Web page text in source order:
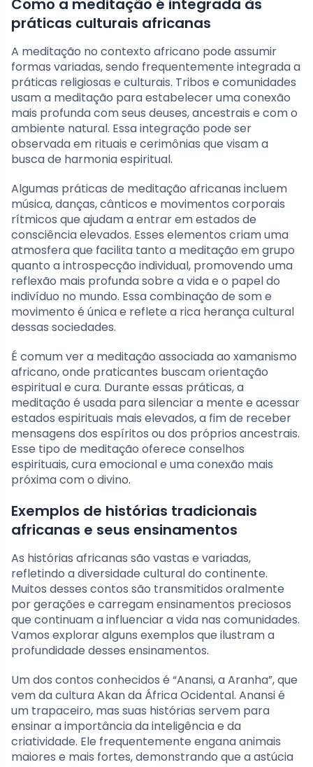
Como a meditação é integrada às
práticas culturais africanas
A meditação no contexto africano pode assumir
formas variadas, sendo frequentemente integrada a
práticas religiosas e culturais. Tribos e comunidades
usam a meditação para estabelecer uma conexão
mais profunda com seus deuses, ancestrais e com o
ambiente natural. Essa integração pode ser
observada em rituais e cerimônias que visam a
busca de harmonia espiritual.
Algumas práticas de meditação africanas incluem
música, danças, cânticos e movimentos corporais
rítmicos que ajudam a entrar em estados de
consciência elevados. Esses elementos criam uma
atmosfera que facilita tanto a meditação em grupo
quanto a introspecção individual, promovendo uma
reflexão mais profunda sobre a vida e o papel do
indivíduo no mundo. Essa combinação de som e
movimento é única e reflete a rica herança cultural
dessas sociedades.
É comum ver a meditação associada ao xamanismo
africano, onde praticantes buscam orientação
espiritual e cura. Durante essas práticas, a
meditação é usada para silenciar a mente e acessar
estados espirituais mais elevados, a fim de receber
mensagens dos espíritos ou dos próprios ancestrais.
Esse tipo de meditação oferece conselhos
espirituais, cura emocional e uma conexão mais
próxima com o divino.
Exemplos de histórias tradicionais
africanas e seus ensinamentos
As histórias africanas são vastas e variadas,
refletindo a diversidade cultural do continente.
Muitos desses contos são transmitidos oralmente
por gerações e carregam ensinamentos preciosos
que continuam a influenciar a vida nas comunidades.
Vamos explorar alguns exemplos que ilustram a
profundidade desses ensinamentos.
Um dos contos conhecidos é “Anansi, a Aranha”, que
vem da cultura Akan da África Ocidental. Anansi é
um trapaceiro, mas suas histórias servem para
ensinar a importância da inteligência e da
criatividade. Ele frequentemente engana animais
maiores e mais fortes, demonstrando que a astúcia